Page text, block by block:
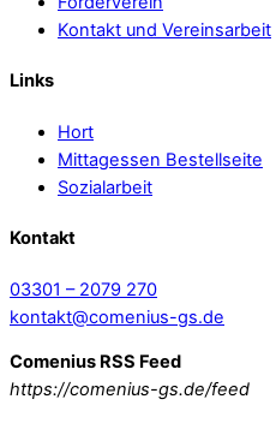
Kontakt und Vereinsarbeit
Links
Hort
Mittagessen Bestellseite
Sozialarbeit
Kontakt
03301 – 2079 270
kontakt@comenius-gs.de
Comenius RSS Feed
https://comenius-gs.de/feed